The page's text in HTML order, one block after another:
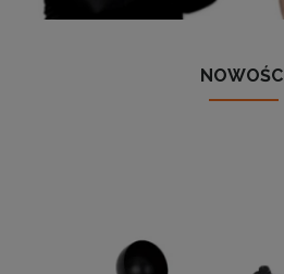
NOWOŚCI